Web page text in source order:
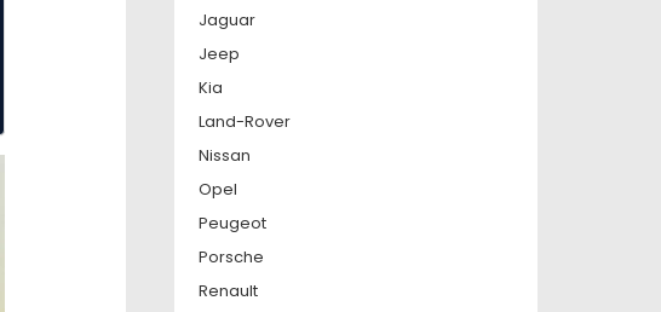
Jaguar
Jeep
Kia
Land-Rover
Nissan
Opel
Peugeot
Porsche
Renault